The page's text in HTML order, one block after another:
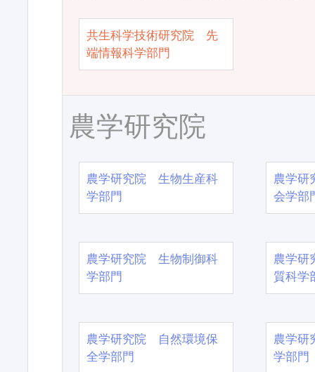
共生科学技術研究院 先
端情報科学部門
農学研究院
農学研究院 生物生産科
学部門
農学
会学部
農学研究院 生物制御科
学部門
農学
質科学
農学研究院 自然環境保
全学部門
農学
学部門